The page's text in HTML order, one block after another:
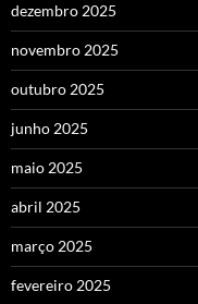
dezembro 2025
novembro 2025
outubro 2025
junho 2025
maio 2025
abril 2025
março 2025
fevereiro 2025